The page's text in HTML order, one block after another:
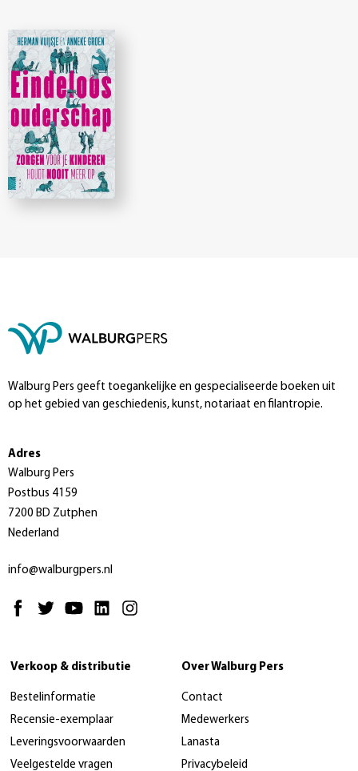
Walburg Pers geeft toegankelijke en gespecialiseerde boeken uit
op het gebied van geschiedenis, kunst, notariaat en filantropie.
Adres
Walburg Pers
Postbus 4159
7200 BD Zutphen
Nederland
info@walburgpers.nl
Verkoop & distributie
Bestelinformatie
Recensie-exemplaar
Leveringsvoorwaarden
Veelgestelde vragen
Over Walburg Pers
Contact
Medewerkers
Lanasta
Privacybeleid